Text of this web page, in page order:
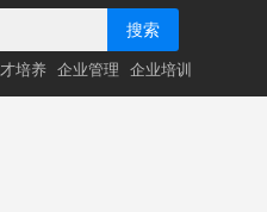
搜索
培养 企业管理 企业培训